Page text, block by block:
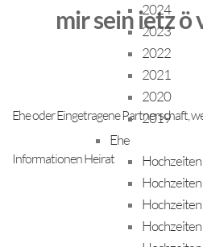
2024
2023
2022
2021
2020
2019
Ehe
mir sein ietz
Ehe oder Eingetragene Partnerschaft,
Informationen Heirat